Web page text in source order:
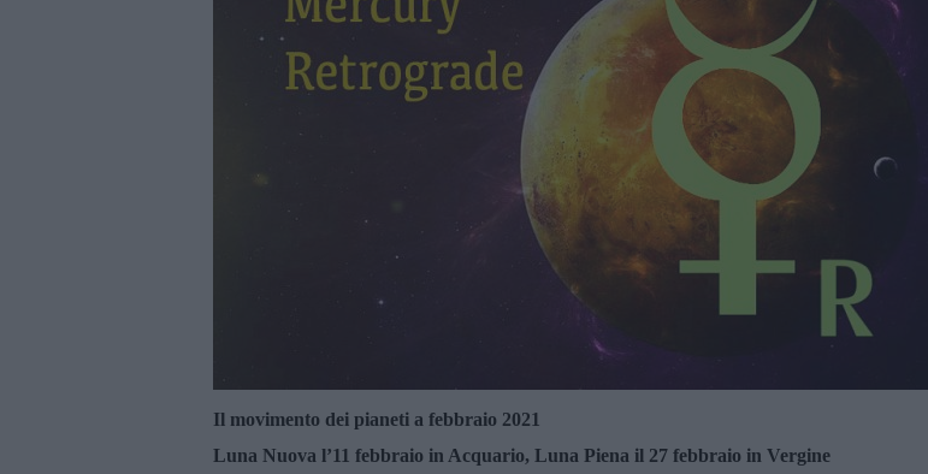
Il movimento dei pianeti a febbraio 2021
Luna Nuova l’11 febbraio in Acquario, Luna Piena il 27 febbraio in Vergine